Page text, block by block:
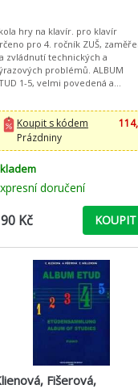
hry na klavír. pro klavír
pro 4. ročník ZUŠ,
zvládnutí technických a
problémů. ALBUM
1-5, velmi povedená a
vznikly na základě potře
Koupit s kódem
Prázdniny
doručení
Kč KOUPIT
Fišerová,